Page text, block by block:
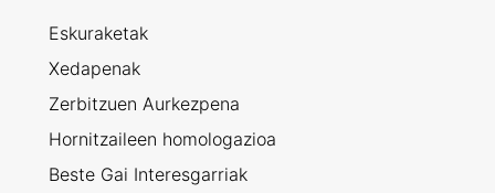
Eskuraketak
Xedapenak
Zerbitzuen Aurkezpena
Hornitzaileen homologazioa
Beste Gai Interesgarriak